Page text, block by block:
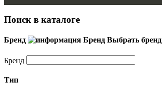
Поиск в каталоге
Бренд Бренд Выбрать бренд
Бренд
Тип